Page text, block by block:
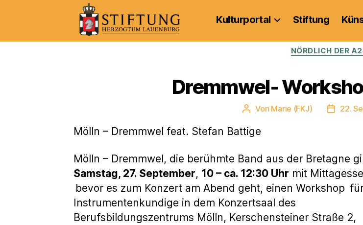
Kulturportal
Kulturportal Stiftung
NÖRDLICH DER
Dremmwel-
Beitragsautor
Von Marie (FKJ) 22.
Mölln – Dremmwel feat. Stefan Battige
Mölln – Dremmwel, die berühmte Band aus der Bretagne
Samstag, 27. September, 10 – ca. 12:30 Uhr mit
bevor es zum Konzert am Abend geht, einen Workshop
Instrumentenkundige in dem Konzertsaal des
Berufsbildungszentrums Mölln, Kerschensteiner Straße 2,